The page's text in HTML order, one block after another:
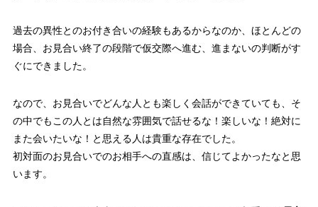
過去の異性とのお付き合いの経験もあるからなのか、ほとんどの
場合、お見合い終了の段階で仮交際へ進む、進まないの判断がす
ぐにできました。
なので、お見合いでどんな人とも楽しく会話ができていても、そ
の中でもこの人とは自然な雰囲気で話せるな！楽しいな！絶対に
また会いたいな！と思える人は貴重な存在でした。
初対面のお見合いでのお相手への直感は、信じてよかったなと思
います。